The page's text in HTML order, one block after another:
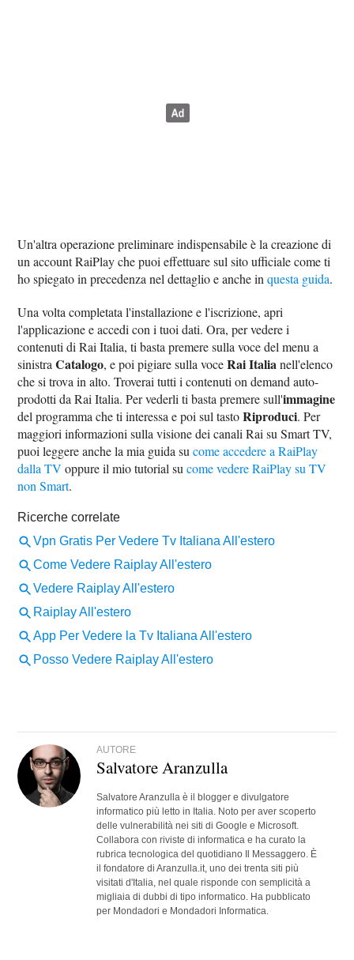
Un'altra operazione preliminare indispensabile è la creazione di
un account RaiPlay che puoi effettuare sul sito ufficiale come ti
ho spiegato in precedenza nel dettaglio e anche inquesta guida.
Una volta completata l'installazione e l'iscrizione, apri
l'applicazione e accedi con i tuoi dati. Ora, per vedere i
contenuti di Rai Italia, ti basta premere sulla voce del menu a
sinistraCatalogo, e poi pigiare sulla voceRai Italianell'elenco
che si trova in alto. Troverai tutti i contenuti on demand auto-
prodotti da Rai Italia. Per vederli ti basta premere sull'immagine
del programma che ti interessa e poi sul tastoRiproduci. Per
maggiori informazioni sulla visione dei canali Rai su Smart TV,
puoi leggere anche la mia guida sucome accedere a RaiPlay
dalla TV oppure il mio tutorial sucome vedere RaiPlay su TV
non Smart.
AUTORE
Salvatore Aranzulla
Salvatore Aranzulla è il blogger e divulgatore
informatico più letto in Italia. Noto per aver scoperto
delle vulnerabilità nei siti di Google e Microsoft.
Collabora con riviste di informatica e ha curato la
rubrica tecnologica del quotidiano Il Messaggero. È
il fondatore di Aranzulla.it, uno dei trenta siti più
visitati d'Italia, nel quale risponde con semplicità a
migliaia di dubbi di tipo informatico. Ha pubblicato
per Mondadori e Mondadori Informatica.